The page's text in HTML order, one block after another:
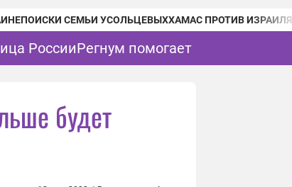
ПОИСКИ СЕМЬИ УСОЛЬЦЕВЫХХАМАС ПРОТИВ ИЗРАИЛЯ
РоссииРегнум помогает
будет